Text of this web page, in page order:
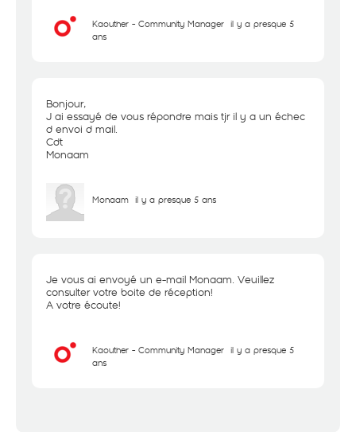
Kaouther - Community Manager il y a presque 5
ans
Bonjour,
J ai essayé de vous répondre mais tjr il y a un échec
d envoi d mail.
Cdt
Monaam
Monaam il y a presque 5 ans
Je vous ai envoyé un e-mail Monaam. Veuillez
consulter votre boite de réception!
A votre écoute!
Kaouther - Community Manager il y a presque 5
ans